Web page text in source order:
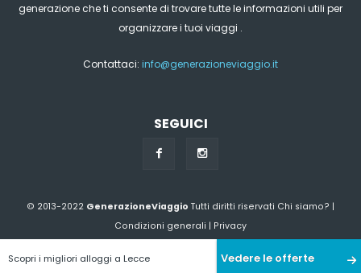
Scopri i migliori alloggi a Lecce Vedere le offerte
generazione che ti consente di trovare tutte le informazioni utili per
organizzare i tuoi viaggi .
Contattaci: info@generazioneviaggio.it
SEGUICI
© 2013-2022 GenerazioneViaggio Tutti diritti riservati Chi siamo? |
Condizioni generali | Privacy